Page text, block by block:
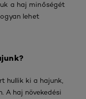
a haj minőségét
lehet
hullik ki a hajunk,
A haj növekedési